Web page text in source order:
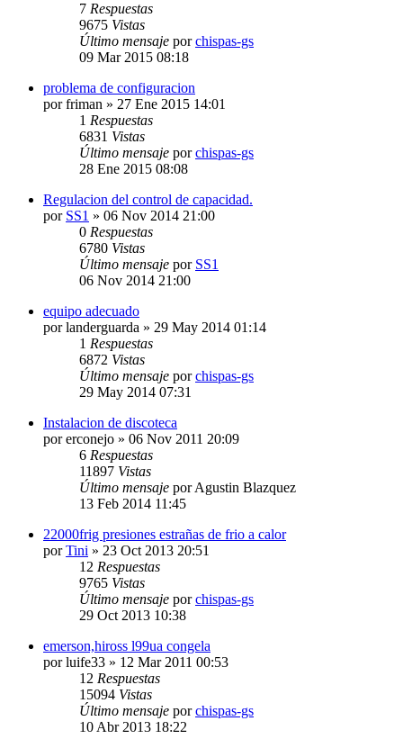
7 Respuestas
9675 Vistas
Último mensaje porchispas-gs
09 Mar 2015 08:18
problema de configuracion
porfriman » 27 Ene 2015 14:01
1 Respuestas
6831 Vistas
Último mensaje porchispas-gs
28 Ene 2015 08:08
Regulacion del control de capacidad.
por SS1 » 06 Nov 2014 21:00
0 Respuestas
6780 Vistas
Último mensaje por SS1
06 Nov 2014 21:00
equipo adecuado
porlanderguarda » 29 May 2014 01:14
1 Respuestas
6872 Vistas
Último mensaje porchispas-gs
29 May 2014 07:31
Instalacion de discoteca
porerconejo » 06 Nov 2011 20:09
6 Respuestas
11897 Vistas
Último mensaje porAgustin Blazquez
13 Feb 2014 11:45
22000frig presiones estrañas de frio a calor
porTini » 23 Oct 2013 20:51
12 Respuestas
9765 Vistas
Último mensaje porchispas-gs
29 Oct 2013 10:38
emerson,hiross l99ua congela
porluife33 » 12 Mar 2011 00:53
12 Respuestas
15094 Vistas
Último mensaje porchispas-gs
10 Abr 2013 18:22